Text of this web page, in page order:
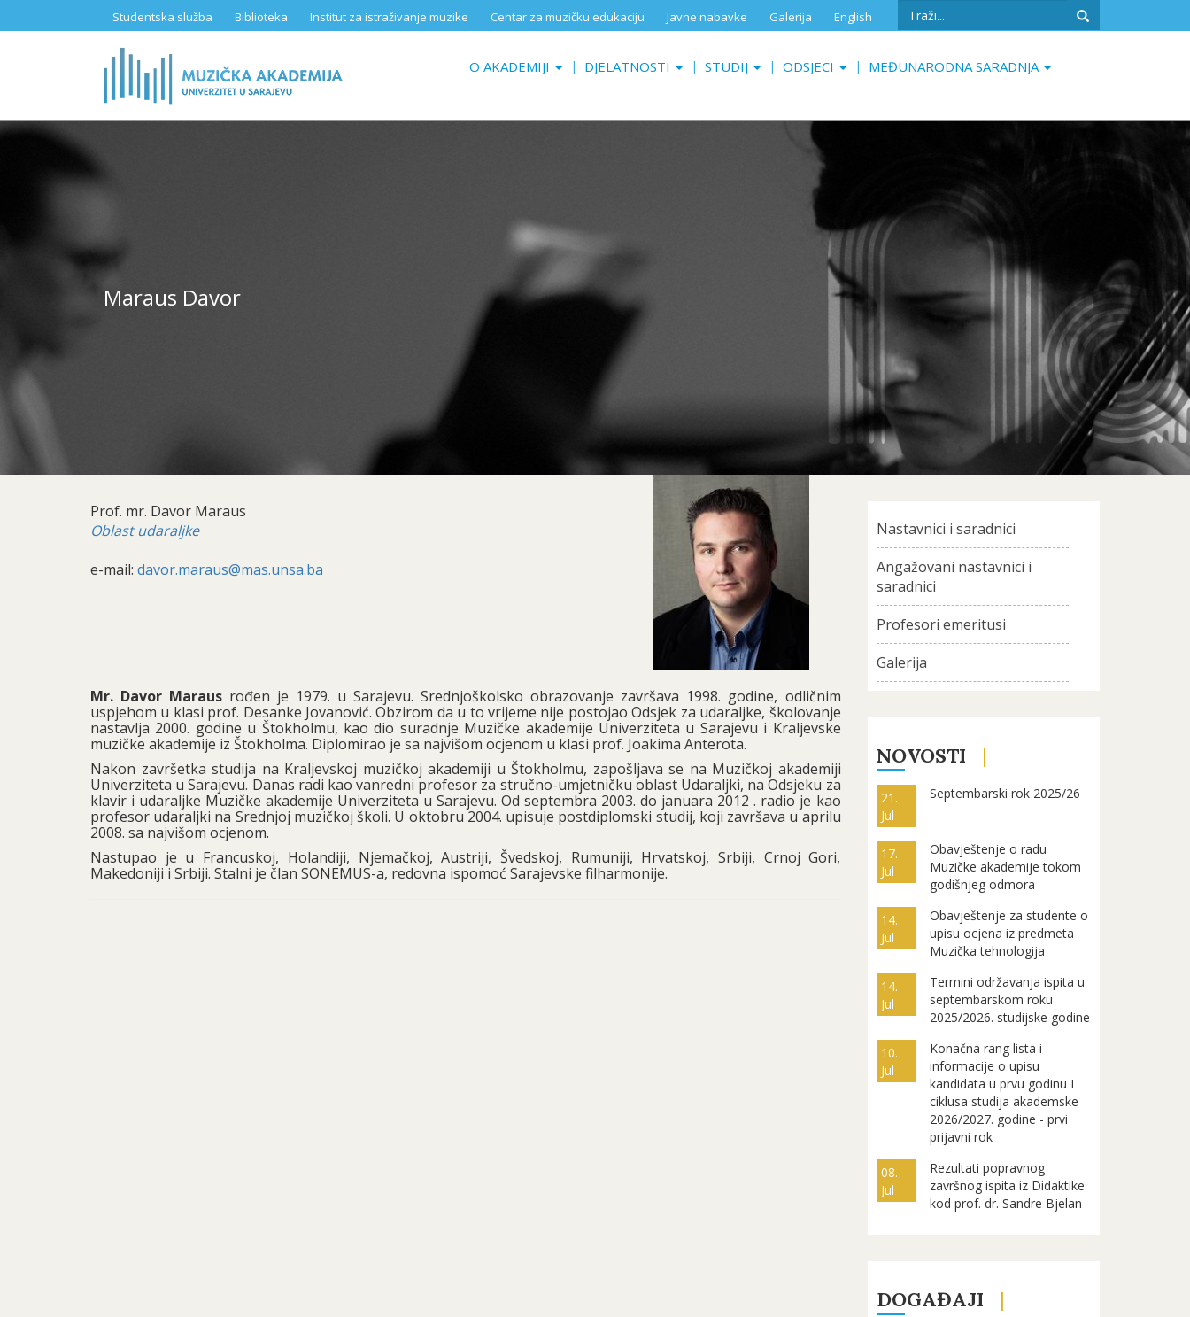
Studentska služba Biblioteka Institut za istraživanje muzike Centar za muzičku edukaciju Javne nabavke Galerija English
Search
O AKADEMIJI DJELATNOSTI STUDIJ ODSJECI MEĐUNARODNA SARADNJA
Maraus Davor
Prof. mr. Davor Maraus
Oblast udaraljke
e-mail: davor.maraus@mas.unsa.ba
Mr. Davor Maraus rođen je 1979. u Sarajevu. Srednjoškolsko obrazovanje završava 1998. godine, odličnim
uspjehom u klasi prof. Desanke Jovanović. Obzirom da u to vrijeme nije postojao Odsjek za udaraljke, školovanje
nastavlja 2000. godine u Štokholmu, kao dio suradnje Muzičke akademije Univerziteta u Sarajevu i Kraljevske
muzičke akademije iz Štokholma. Diplomirao je sa najvišom ocjenom u klasi prof. Joakima Anterota.
Nakon završetka studija na Kraljevskoj muzičkoj akademiji u Štokholmu, zapošljava se na Muzičkoj akademiji
Univerziteta u Sarajevu. Danas radi kao vanredni profesor za stručno-umjetničku oblast Udaraljki, na Odsjeku za
klavir i udaraljke Muzičke akademije Univerziteta u Sarajevu. Od septembra 2003. do januara 2012 . radio je kao
profesor udaraljki na Srednjoj muzičkoj školi. U oktobru 2004. upisuje postdiplomski studij, koji završava u aprilu
2008. sa najvišom ocjenom.
Nastupao je u Francuskoj, Holandiji, Njemačkoj, Austriji, Švedskoj, Rumuniji, Hrvatskoj, Srbiji, Crnoj Gori,
Makedoniji i Srbiji. Stalni je član SONEMUS-a, redovna ispomoć Sarajevske filharmonije.
Nastavnici i saradnici
Angažovani nastavnici i
saradnici
Profesori emeritusi
Galerija
NOVOSTI
21.
Jul
Septembarski rok 2025/26
17.
Jul
Obavještenje o radu
Muzičke akademije tokom
godišnjeg odmora
14.
Jul
Obavještenje za studente o
upisu ocjena iz predmeta
Muzička tehnologija
14.
Jul
Termini održavanja ispita u
septembarskom roku
2025/2026. studijske godine
10.
Jul
Konačna rang lista i
informacije o upisu
kandidata u prvu godinu I
ciklusa studija akademske
2026/2027. godine - prvi
prijavni rok
08.
Jul
Rezultati popravnog
završnog ispita iz Didaktike
kod prof. dr. Sandre Bjelan
DOGAĐAJI